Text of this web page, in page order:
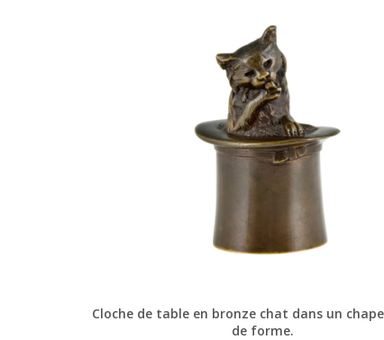
Cloche de table en bronze chat dans un
de forme.